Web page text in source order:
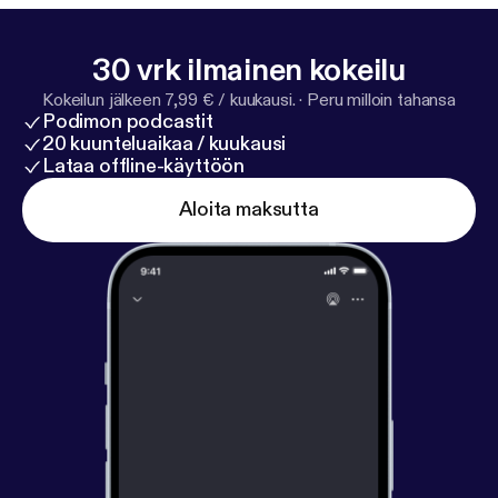
30 vrk ilmainen kokeilu
Kokeilun jälkeen 7,99 € / kuukausi. · Peru milloin tahansa
Podimon podcastit
20 kuunteluaikaa / kuukausi
Lataa offline-käyttöön
Aloita maksutta